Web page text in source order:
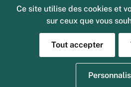
Accessibilité : partiellement conforme
Données personnelles
Gestion des cookies
Mentions légales
Sourd ou malentendant, vous pouvez
Ce site utilise des cookies et
sur ceux que vous
Tout accepter